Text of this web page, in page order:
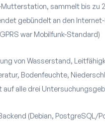
Mutterstation, sammelt bis zu
gebündelt an den
war Mobilfunk-Standard)
von Wasserstand,
Boden­feuchte,
auf alle drei
(Debian, PostgreSQL/